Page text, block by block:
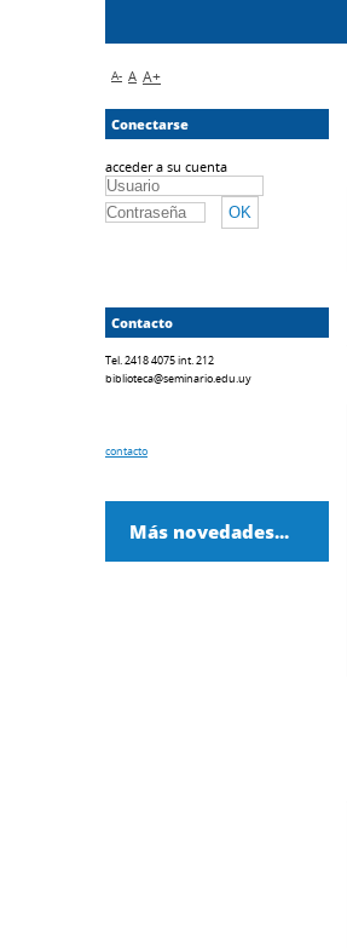
A- A A+
Conectarse
acceder a su cuenta
Contacto
Tel. 2418 4075 int. 212
biblioteca@seminario.edu.uy
contacto
Más novedades...